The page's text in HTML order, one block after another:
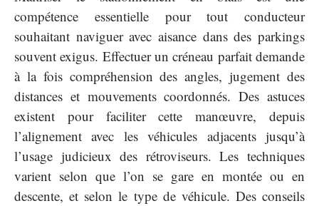
compétence essentielle pour tout conducteur
souhaitant naviguer avec aisance dans des parkings
souvent exigus. Effectuer un créneau parfait demande
à la fois compréhension des angles, jugement des
distances et mouvements coordonnés. Des astuces
existent pour faciliter cette manœuvre, depuis
l’alignement avec les véhicules adjacents jusqu’à
l’usage judicieux des rétroviseurs. Les techniques
varient selon que l’on se gare en montée ou en
descente, et selon le type de véhicule. Des conseils